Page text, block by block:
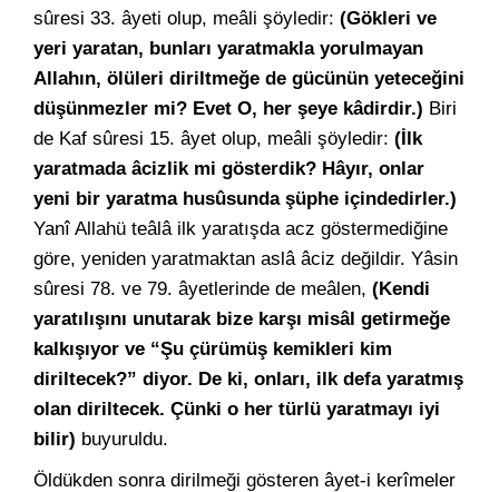
sûresi 33. âyeti olup, meâli şöyledir: (Gökleri ve
yeri yaratan, bunları yaratmakla yorulmayan
Allahın, ölüleri diriltmeğe de gücünün yeteceğini
düşünmezler mi? Evet O, her şeye kâdirdir.) Biri
de Kaf sûresi 15. âyet olup, meâli şöyledir: (İlk
yaratmada âcizlik mi gösterdik? Hâyır, onlar
yeni bir yaratma husûsunda şüphe içindedirler.)
Yanî Allahü teâlâ ilk yaratışda acz göstermediğine
göre, yeniden yaratmaktan aslâ âciz değildir. Yâsin
sûresi 78. ve 79. âyetlerinde de meâlen, (Kendi
yaratılışını unutarak bize karşı misâl getirmeğe
kalkışıyor ve “Şu çürümüş kemikleri kim
diriltecek?” diyor. De ki, onları, ilk defa yaratmış
olan diriltecek. Çünki o her türlü yaratmayı iyi
bilir) buyuruldu.
Öldükden sonra dirilmeği gösteren âyet-i kerîmeler